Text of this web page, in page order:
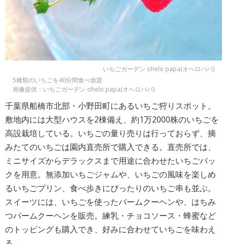
いちごガーデン ohelo papa(オヘロパパ)
5種類のいちごを40分間食べ放題
画像提供：いちごガーデン ohelo papa(オヘロパパ)
千葉県船橋市北部・小野田町にあるいちご狩りスポット。
敷地内には大型ハウスを2棟備え、約1万2000株のいちごを
高設栽培している。いちごの量り売りは行っておらず、摘
みたてのいちごは園内直売所で購入できる。直売所では、
ミニサイズからデラックスまで用途に合わせたいちごパッ
クを用意。無添加いちごジャムや、いちごの風味を楽しめ
るいちごプリン、食べ歩きにぴったりのいちご串も並ぶ。
スイーツには、いちごを使ったバームクーヘンや、はちみ
つバームクーヘンを販売。練乳・チョコソース・蜂蜜など
のトッピングも購入でき、好みに合わせていちごを味わえ